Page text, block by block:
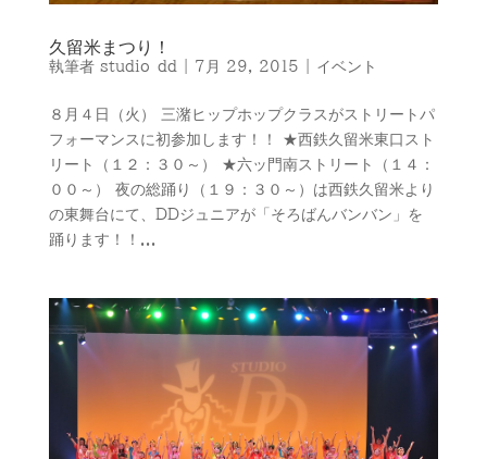
久留米まつり！
執筆者 studio-dd 7月 29, 2015 イベント
８月４日（火） 三潴ヒップホップクラスがストリートパ
フォーマンスに初参加します！！ ★西鉄久留米東口スト
リート（１２：３０～） ★六ッ門南ストリート（１４：
００～） 夜の総踊り（１９：３０～）は西鉄久留米より
の東舞台にて、DDジュニアが「そろばんバンバン」を
踊ります！！...